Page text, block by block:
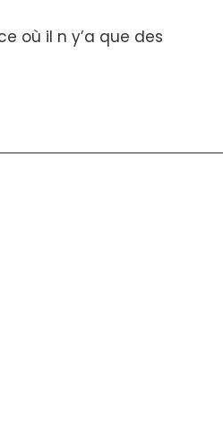
où il n y’a que des